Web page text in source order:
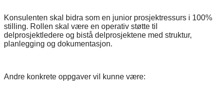
Konsulenten skal bidra som en junior prosjektressurs i 100%
stilling. Rollen skal være en operativ støtte til
delprosjektledere og bistå delprosjektene med struktur,
planlegging og dokumentasjon.
Andre konkrete oppgaver vil kunne være: